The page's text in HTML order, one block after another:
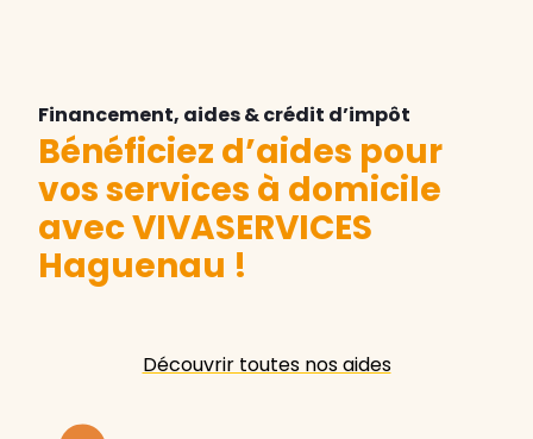
Financement, aides & crédit d’impôt
Bénéficiez d’aides pour
vos services à domicile
avec VIVASERVICES
Haguenau !
Découvrir toutes nos aides